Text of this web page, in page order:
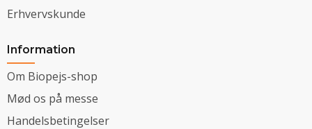
Erhvervskunde
Information
Om Biopejs-shop
Mød os på messe
Handelsbetingelser